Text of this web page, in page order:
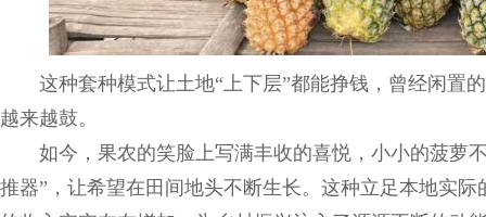
这种套种模式让土地“上下层”都能挣钱，曾经闲置
越来越鼓。
如今，果农的笑脸上写满丰收的喜悦，小小的菠萝
推器”，让希望在田间地头不断生长。这种立足本地实